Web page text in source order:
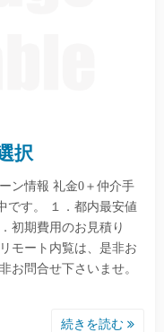
択
ン情報 礼金0＋仲介手
です。 １．都内最安値
初期費用のお見積り
モート内覧は、是非お
お問合せ下さいませ。
続きを読む